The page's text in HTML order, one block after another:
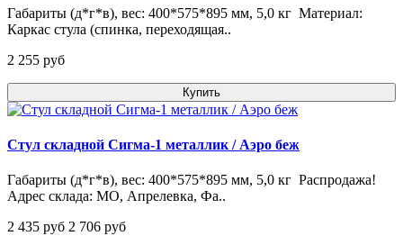
Габариты (д*г*в), вес: 400*575*895 мм, 5,0 кг Материал:
Каркас стула (спинка, переходящая..
2 255 pуб
Купить
Стул складной Сигма-1 металлик / Аэро беж
Габариты (д*г*в), вес: 400*575*895 мм, 5,0 кг Распродажа!
Адрес склада: МО, Апрелевка, Фа..
2 435 pуб 2 706 pуб